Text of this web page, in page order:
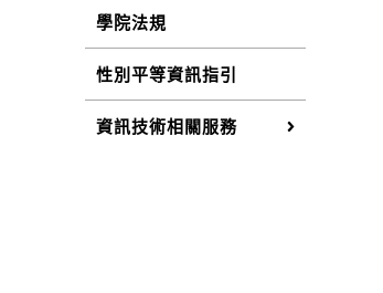
學院法規
性別平等資訊指引
資訊技術相關服務